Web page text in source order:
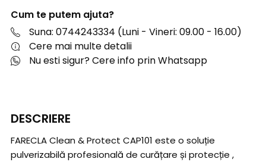
Cum te putem ajuta?
Suna: 0744243334 (Luni - Vineri: 09.00 - 16.00)
Cere mai multe detalii
Nu esti sigur? Cere info prin Whatsapp
DESCRIERE
FARECLA Clean & Protect CAP101 este o soluție
pulverizabilă profesională de curățare și protecție ,